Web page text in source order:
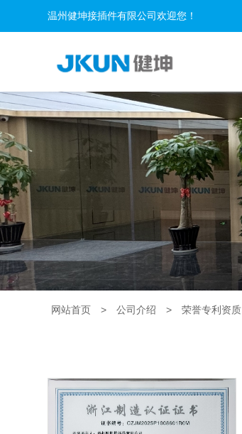
温州健坤接插件有限公司欢迎您！
网站首页 > 公司介绍 > 荣誉专利资质